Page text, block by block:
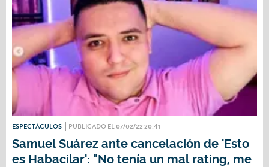
ESPECTÁCULOS PUBLICADO EL 07/02/22 20:41
Samuel Suárez ante cancelación de 'Esto
es Habacilar': "No tenía un mal rating, me